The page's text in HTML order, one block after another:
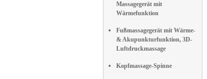
Massagegerät mit
Wärmefunktion
Fußmassagegerät mit Wärme-
& Akupunkturfunktion, 3D-
Luftdruckmassage
Kopfmassage-Spinne